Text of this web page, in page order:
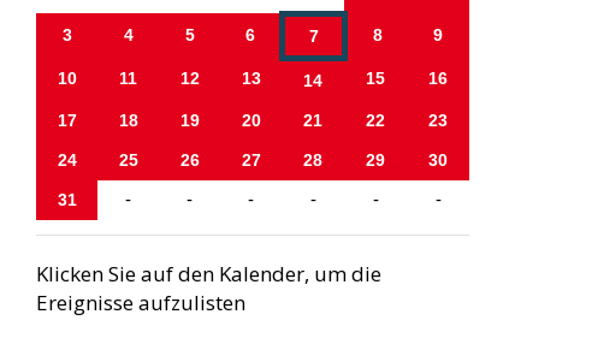
3 4 5 6 7 8 9
10 11 12 13 14 15 16
17 18 19 20 21 22 23
24 25 26 27 28 29 30
31 - - - - - -
Klicken Sie auf den Kalender, um die
Ereignisse aufzulisten